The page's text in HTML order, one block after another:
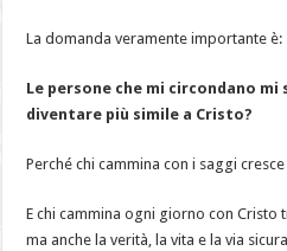
La domanda veramente importante è:
Le persone che mi circondano
diventare più simile a Cristo?
Perché chi cammina con i saggi
E chi cammina ogni giorno con Cristo
ma anche la verità, la vita e la via